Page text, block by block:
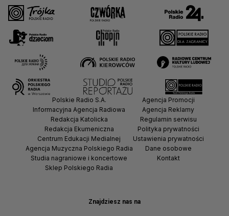
Znajdziesz nas na
Polskie Radio S.A.
Informacyjna Agencja Radiowa
Redakcja Katolicka
Redakcja Ekumeniczna
Centrum Edukacji Medialnej
Agencja Muzyczna Polskiego Radia
Studia nagraniowe i koncertowe
Sklep Polskiego Radia
Agencja Promocji
Agencja Reklamy
Regulamin serwisu
Polityka prywatności
Ustawienia prywatności
Dane osobowe
Kontakt